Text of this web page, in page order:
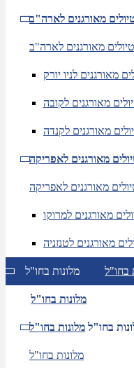
מאורגנים לארה"ב
טיולים מאורגנים לארה"ב
מאורגנים לניו יורק
מאורגנים לקובה
מאורגנים לקנדה
מאורגנים לאפריקה
מאורגנים לאפריקה
מאורגנים למרוקו
מאורגנים לטנזניה
מלונות בחו"ל בחו"ל
מלונות בחו"ל
בחו"ל מלונות בחו"ל
מלונות בחו"ל